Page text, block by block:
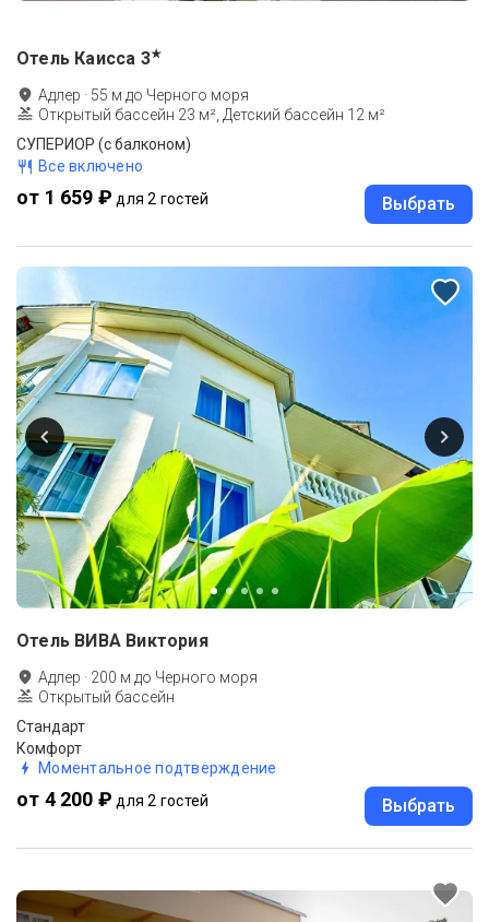
Отель Каисса 3★
Адлер · 55 м до Черного моря
Открытый бассейн 23 м², Детский бассейн 12 м²
СУПЕРИОР (с балконом)
Все включено
от 1 659 ₽ для 2 гостей Выбрать
Отель ВИВА Виктория
Адлер · 200 м до Черного моря
Открытый бассейн
Стандарт
Комфорт
Моментальное подтверждение
от 4 200 ₽ для 2 гостей Выбрать